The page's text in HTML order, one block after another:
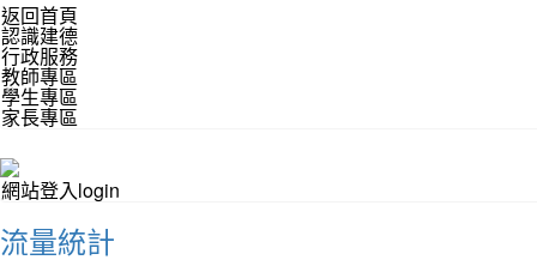
返回首頁
認識建德
行政服務
教師專區
學生專區
家長專區
網站登入login
流量統計